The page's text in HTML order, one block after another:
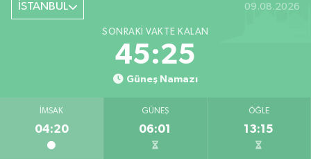
İSTANBUL 09.08.2026
SONRAKI VAKTE KALAN
45:24
Güneş Namazı
İMSAK
04:20
GÜNEŞ
06:01
ÖĞLE
13:15